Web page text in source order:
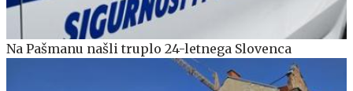
Na Pašmanu našli truplo 24-letnega Slovenca